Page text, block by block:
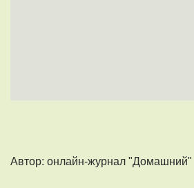
Автор: онлайн-журнал "Домашний"